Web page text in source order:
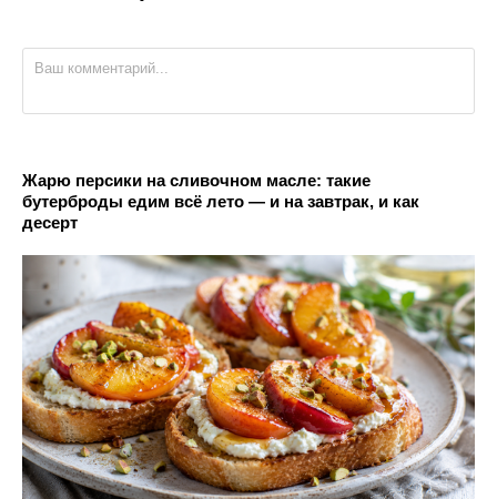
Жарю персики на сливочном масле: такие
бутерброды едим всё лето — и на завтрак, и как
десерт